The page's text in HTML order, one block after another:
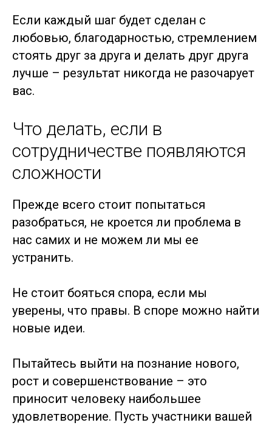
Если каждый шаг будет сделан с
любовью, благодарностью, стремлением
стоять друг за друга и делать друг друга
лучше – результат никогда не разочарует
вас.
Что делать, если в
сотрудничестве появляются
сложности
Прежде всего стоит попытаться
разобраться, не кроется ли проблема в
нас самих и не можем ли мы ее
устранить.
Не стоит бояться спора, если мы
уверены, что правы. В споре можно найти
новые идеи.
Пытайтесь выйти на познание нового,
рост и совершенствование – это
приносит человеку наибольшее
удовлетворение. Пусть участники вашей